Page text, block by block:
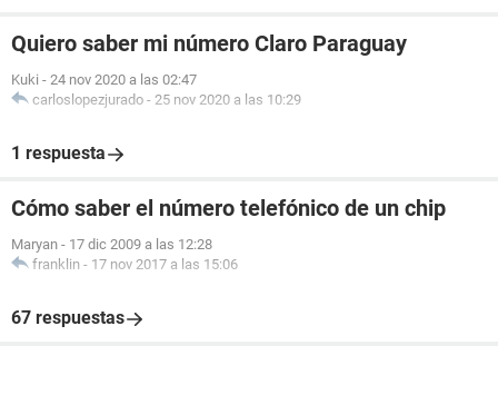
Quiero saber mi número Claro Paraguay
Kuki - 24 nov 2020 a las 02:47
carloslopezjurado - 25 nov 2020 a las 10:29
1 respuesta
Cómo saber el número telefónico de un chip
Maryan - 17 dic 2009 a las 12:28
franklin - 17 nov 2017 a las 15:06
67 respuestas